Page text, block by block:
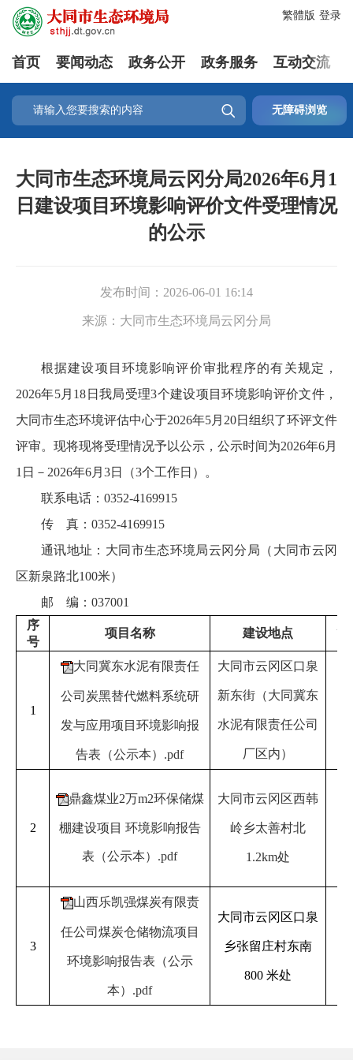
登录
繁體版
首页 要闻动态 政务公开 政务服务 互动交流
 无障碍浏览
大同市生态环境局云冈分局2026年6月1
日建设项目环境影响评价文件受理情况
的公示
发布时间： 2026-06-01 16:14
来源： 大同市生态环境局云冈分局
根据建设项目环境影响评价审批程序的有关规定，
2026年5月 18 日我局受理3个建设项目环境影响评价文件，
大同市生态环境评估中心于2026年5月20日组织了环评文件
评审。现将现将受理情况予以公示，公示时间为2026年6月
1 日－ 2026年6月3日（3个工作日）。
联系电话： 0352-4169915
传
真： 0352-416991 5
通讯地址：大同市生态环境局云冈分局（大同市云冈
区新泉路北100米）
邮
编： 037001
序
号
项目名称 建设地点
1
大同冀东水泥有限责任
公司炭黑替代燃料系统研
发与应用项目环境影响报
告表（公示本）.pdf
大同市云冈区口泉
新东街（大同冀东
水泥有限责任公司
厂区内）
2
鼎鑫煤业2万m2环保储煤
棚建设项目 环境影响报告
表（公示本）.pdf
大同市云冈区西韩
岭乡太善村北
1.2km处
3
山西乐凯强煤炭有限责
任公司煤炭仓储物流项目
环境影响报告表（公示
本）.pdf
大同市云冈区口泉
乡张留庄村东南
800 米处